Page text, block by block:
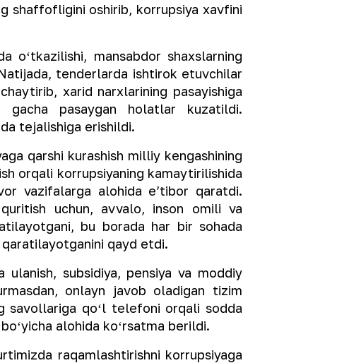
shaffofligini oshirib, korrupsiya xavfini
mansabdor shaxslarning
tenderlarda ishtirok etuvchilar
xarid narxlarining pasayishiga
pasaygan holatlar kuzatildi.
tejalishiga erishildi.
qarshi kurashish milliy kengashining
orqali korrupsiyaning kamaytirilishida
vazifalarga alohida eʼtibor qaratdi.
uchun, avvalo, inson omili va
bu borada har bir sohada
qayd etdi.
subsidiya, pensiya va moddiy
onlayn javob oladigan tizim
savollariga qoʻl telefoni orqali sodda
alohida koʻrsatma berildi.
raqamlashtirishni korrupsiyaga